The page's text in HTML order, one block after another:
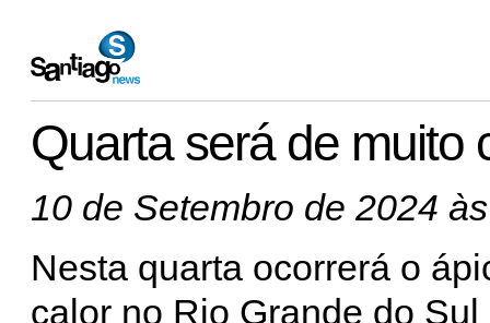
Quarta será de muito
10 de Setembro de 2024
Nesta quarta ocorrerá o
calor no Rio Grande do Sul